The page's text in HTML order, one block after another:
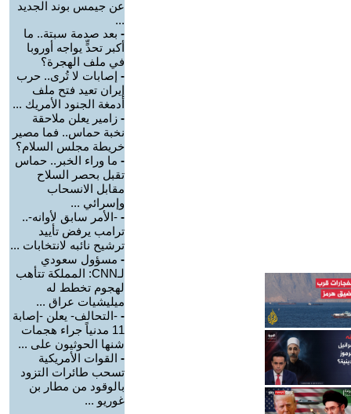
عن جيمس بوند الجديد
...
- بعد صدمة سبتة.. ما
أكبر تحدٍّ يواجه أوروبا
في ملف الهجرة؟
- إصابات لا تُرى.. حرب
إيران تعيد فتح ملف
أدمغة الجنود الأمريك ...
- زامير يعلن ملاحقة
نخبة حماس.. فما مصير
خريطة مجلس السلام؟
- ما وراء الخبر.. حماس
تقبل بحصر السلاح
مقابل الانسحاب
وإسرائي ...
- -الأمر سابق لأوانه-..
ترامب يرفض تأييد
ترشيح نائبه لانتخابات ...
- مسؤول سعودي
لـCNN: المملكة تتأهب
لهجوم تخطط له
ميليشيات عراق ...
- -التحالف- يعلن -إصابة
11 مدنياً جراء هجمات
شنها الحوثيون على ...
- القوات الأمريكية
تسحب طائرات التزود
بالوقود من مطار بن
غوريو ...